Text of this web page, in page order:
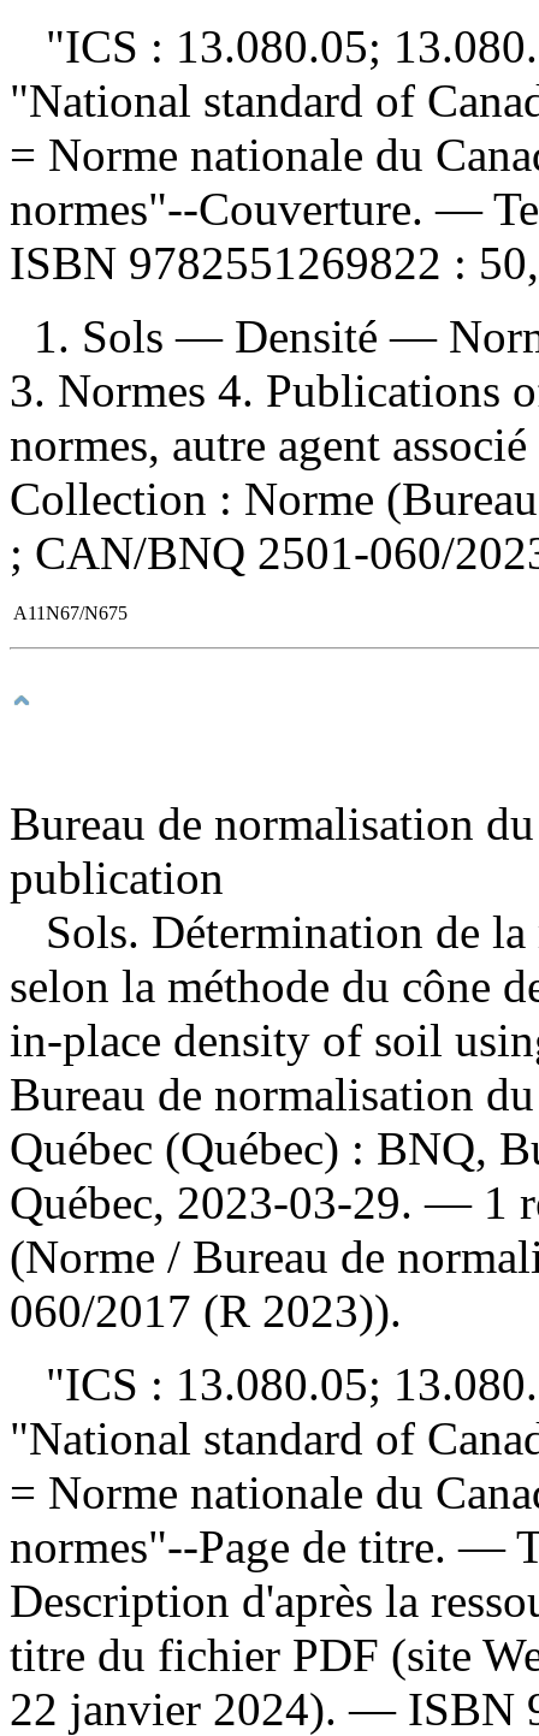
"ICS : 13.080.05;
"National standard of
= Norme nationale du
normes"--Couverture. —
ISBN 9782551269822 :
1. Sols — Densité —
3. Normes 4. Publications
normes, autre agent
Collection : Norme
; CAN/BNQ 2501-060/
A11N67/N675
Bureau de normalisation
publication
Sols. Détermination de
selon la méthode du cône
in-place density of soil
Bureau de normalisation
Québec (Québec) : BNQ,
Québec, 2023-03-29. — 1
(Norme / Bureau de
060/2017 (R 2023)).
"ICS : 13.080.05;
"National standard of
= Norme nationale du
normes"--Page de titre. —
Description d'après la
titre du fichier PDF (site
22 janvier 2024). — ISBN